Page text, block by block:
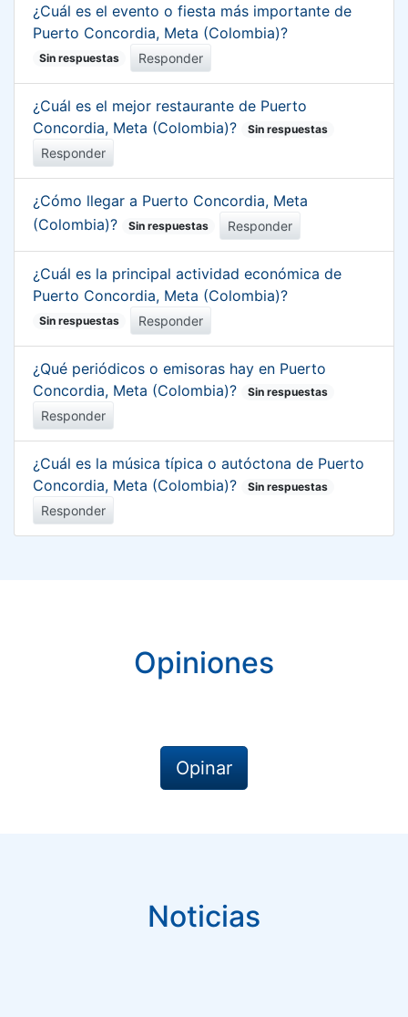
¿Cuál es el evento o fiesta más importante de
Puerto Concordia, Meta (Colombia)?
Sin respuestas Responder
¿Cuál es el mejor restaurante de Puerto
Concordia, Meta (Colombia)?
Sin respuestas
Responder
¿Cómo llegar a Puerto Concordia, Meta
(Colombia)?
Sin respuestas Responder
¿Cuál es la principal actividad económica de
Puerto Concordia, Meta (Colombia)?
Sin respuestas Responder
¿Qué periódicos o emisoras hay en Puerto
Concordia, Meta (Colombia)?
Sin respuestas
Responder
¿Cuál es la música típica o autóctona de Puerto
Concordia, Meta (Colombia)?
Sin respuestas
Responder
Opiniones
Opinar
Noticias